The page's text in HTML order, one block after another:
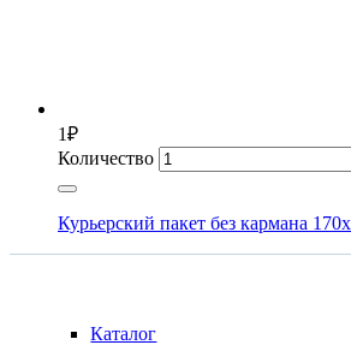
1₽
Количество
Курьерский пакет без кармана
Каталог